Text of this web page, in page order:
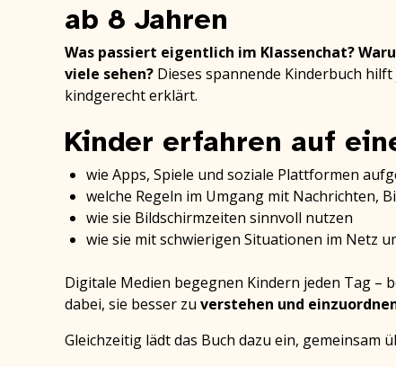
ab 8 Jahren
Was passiert eigentlich im Klassenchat?
viele sehen? Dieses spannende Kinderbuch
kindgerecht erklärt.
Kinder erfahren auf
wie Apps, Spiele und soziale Plattformen
welche Regeln im Umgang mit Nachrichten,
wie sie Bildschirmzeiten sinnvoll nutzen
wie sie mit schwierigen Situationen im Netz
Digitale Medien begegnen Kindern jeden Tag –
dabei, sie besser zu verstehen und
Gleichzeitig lädt das Buch dazu ein,